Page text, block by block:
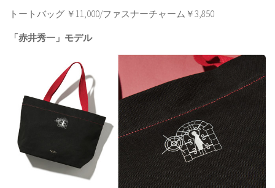
トートバッグ ￥11,000/ファスナーチャーム￥3,850
「赤井秀一」モデル